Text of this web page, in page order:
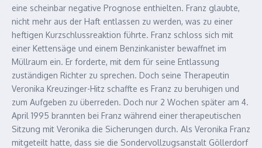
eine scheinbar negative Prognose enthielten. Franz glaubte,
nicht mehr aus der Haft entlassen zu werden, was zu einer
heftigen Kurzschlussreaktion führte. Franz schloss sich mit
einer Kettensäge und einem Benzinkanister bewaffnet im
Müllraum ein. Er forderte, mit dem für seine Entlassung
zuständigen Richter zu sprechen. Doch seine Therapeutin
Veronika Kreuzinger-Hitz schaffte es Franz zu beruhigen und
zum Aufgeben zu überreden. Doch nur 2 Wochen später am 4.
April 1995 brannten bei Franz während einer therapeutischen
Sitzung mit Veronika die Sicherungen durch. Als Veronika Franz
mitgeteilt hatte, dass sie die Sondervollzugsanstalt Göllerdorf